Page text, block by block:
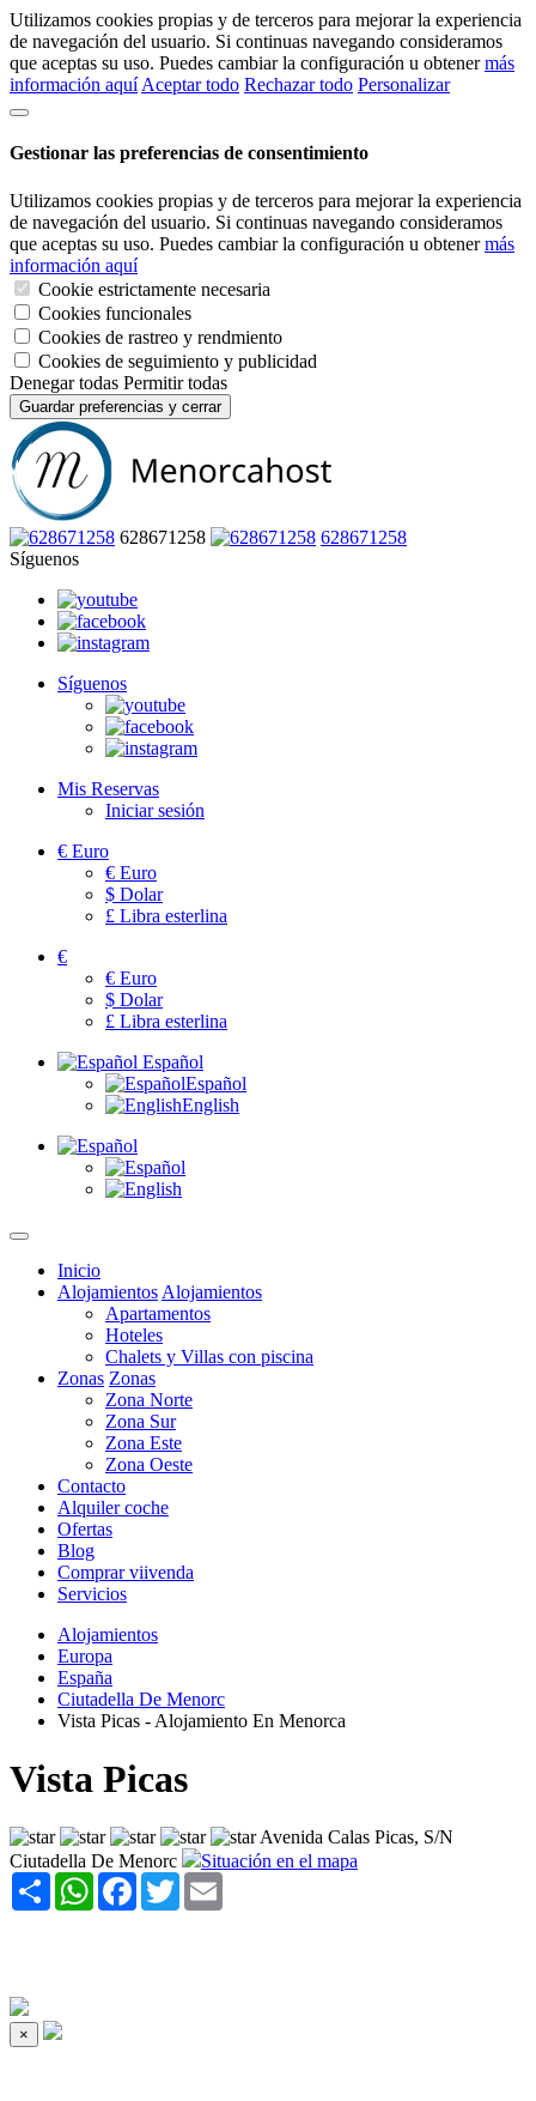
Utilizamos cookies propias y de terceros para mejorar la experiencia
de navegación del usuario. Si continuas navegando consideramos
que aceptas su uso. Puedes cambiar la configuración u obtenermás
información aquí Aceptar todo Rechazar todo Personalizar
Gestionar las preferencias de consentimiento
Utilizamos cookies propias y de terceros para mejorar la experiencia
de navegación del usuario. Si continuas navegando consideramos
que aceptas su uso. Puedes cambiar la configuración u obtenermás
información aquí
Cookie estrictamente necesaria
Cookies funcionales
Cookies de rastreo y rendmiento
Cookies de seguimiento y publicidad
Denegar todas Permitir todas
Guardar preferencias y cerrar
628671258
628671258
Síguenos
Síguenos
Mis Reservas
Iniciar sesión
€ Euro
€ Euro
$ Dolar
£ Libra esterlina
€
€ Euro
$ Dolar
£ Libra esterlina
Español
Español
English
Inicio
Alojamientos Alojamientos
Apartamentos
Hoteles
Chalets y Villas con piscina
Zonas Zonas
Zona Norte
Zona Sur
Zona Este
Zona Oeste
Contacto
Alquiler coche
Ofertas
Blog
Comprar viivenda
Servicios
Alojamientos
Europa
España
Ciutadella De Menorc
Vista Picas - Alojamiento En Menorca
Vista Picas
Avenida Calas Picas, S/N
Ciutadella De Menorc
Situación en el mapa
Share WhatsAppFacebook
Twitter
×